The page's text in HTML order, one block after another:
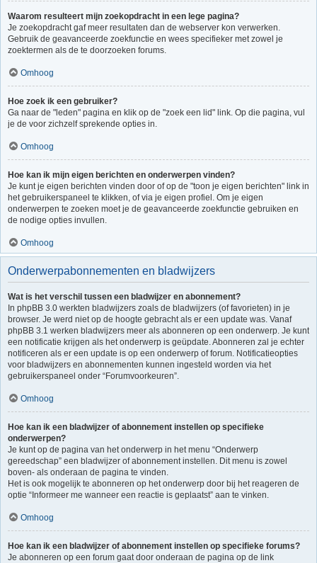
Waarom resulteert mijn zoekopdracht in een lege pagina?
Je zoekopdracht gaf meer resultaten dan de webserver kon verwerken.
Gebruik de geavanceerde zoekfunctie en wees specifieker met zowel je
zoektermen als de te doorzoeken forums.
Omhoog
Hoe zoek ik een gebruiker?
Ga naar de "leden" pagina en klik op de "zoek een lid" link. Op die pagina, vul
je de voor zichzelf sprekende opties in.
Omhoog
Hoe kan ik mijn eigen berichten en onderwerpen vinden?
Je kunt je eigen berichten vinden door of op de "toon je eigen berichten" link in
het gebruikerspaneel te klikken, of via je eigen profiel. Om je eigen
onderwerpen te zoeken moet je de geavanceerde zoekfunctie gebruiken en
de nodige opties invullen.
Omhoog
Onderwerpabonnementen en bladwijzers
Wat is het verschil tussen een bladwijzer en abonnement?
In phpBB 3.0 werkten bladwijzers zoals de bladwijzers (of favorieten) in je
browser. Je werd niet op de hoogte gebracht als er een update was. Vanaf
phpBB 3.1 werken bladwijzers meer als abonneren op een onderwerp. Je kunt
een notificatie krijgen als het onderwerp is geüpdate. Abonneren zal je echter
notificeren als er een update is op een onderwerp of forum. Notificatieopties
voor bladwijzers en abonnementen kunnen ingesteld worden via het
gebruikerspaneel onder “Forumvoorkeuren”.
Omhoog
Hoe kan ik een bladwijzer of abonnement instellen op specifieke
onderwerpen?
Je kunt op de pagina van het onderwerp in het menu “Onderwerp
gereedschap” een bladwijzer of abonnement instellen. Dit menu is zowel
boven- als onderaan de pagina te vinden.
Het is ook mogelijk te abonneren op het onderwerp door bij het reageren de
optie “Informeer me wanneer een reactie is geplaatst” aan te vinken.
Omhoog
Hoe kan ik een bladwijzer of abonnement instellen op specifieke forums?
Je abonneren op een forum gaat door onderaan de pagina op de link